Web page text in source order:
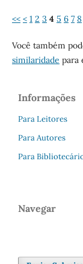
<< < 1 2 3 4 5 6 7 8
Você também
similaridade para
Informações
Para Leitores
Para Autores
Para
Navegar